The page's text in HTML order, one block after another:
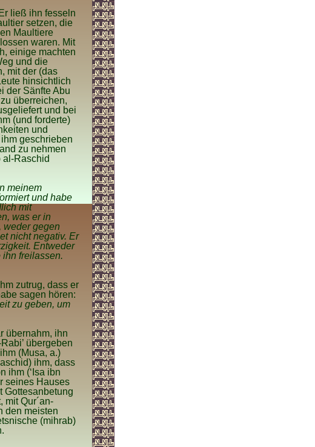
ließ ihn fesseln
setzen, die
Maultiere
waren. Mit
einige machten
und die
mit der (das
hinsichtlich
der Sänfte Abu
überreichen,
und bei
(und forderte)
und
geschrieben
zu nehmen
al-Raschid
meinem
und habe
mit
was er in
weder gegen
nicht negativ. Er
Entweder
freilassen.
zutrug, dass er
sagen hören:
zu geben, um
übernahm, ihn
übergeben
(Musa, a.)
ihm, dass
ihm (‘Isa ibn
seines Hauses
Gottesanbetung
mit Qur´an-
den meisten
(mihrab)